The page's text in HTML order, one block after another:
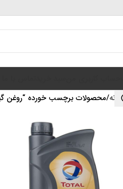
خانه محصولات برچسب خورده “روغن